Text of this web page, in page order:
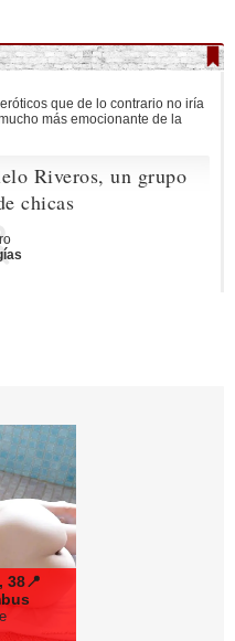
que de lo contrario no iría
más emocionante de la
Riveros, un grupo
chicas
38📍